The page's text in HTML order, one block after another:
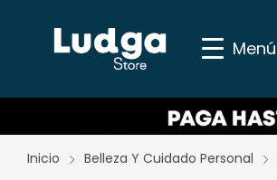
Menú
Inicio Belleza Y Cuidado Personal